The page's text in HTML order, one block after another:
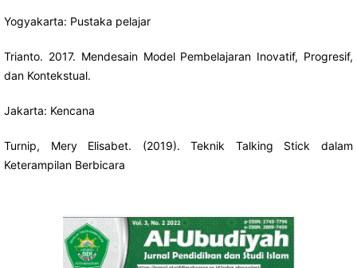
Yogyakarta: Pustaka pelajar
Trianto. 2017. Mendesain Model Pembelajaran Inovatif, Progresif,
dan Kontekstual.
Jakarta: Kencana
Turnip, Mery Elisabet. (2019). Teknik Talking Stick dalam
Keterampilan Berbicara